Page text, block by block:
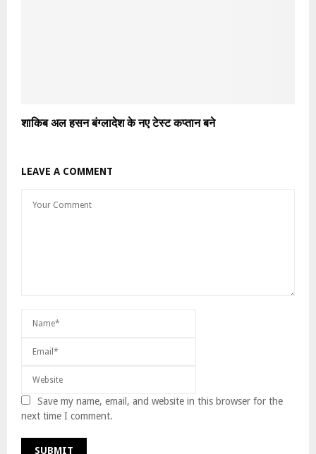
शाकिब अल हसन बंग्लादेश के नए टेस्ट कप्तान बने
LEAVE A COMMENT
Save my name, email, and website in this browser for the
next time I comment.